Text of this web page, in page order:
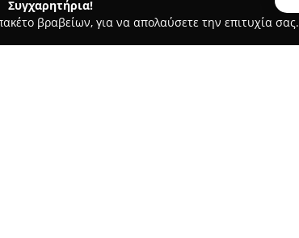
Συγχαρητήρια!
βραβείων, για να απολαύσετε την επιτυχία σας.